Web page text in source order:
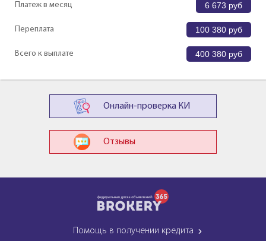
Платеж в месяц 6 673 руб
Переплата 100 380 руб
Всего к выплате 400 380 руб
Онлайн-проверка КИ
Отзывы
Помощь в получении кредита